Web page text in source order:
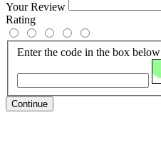
Your Review
Rating
Enter the code in the box below
Continue